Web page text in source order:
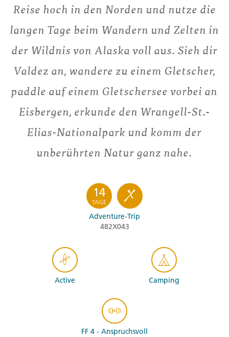
Reise hoch in den Norden und nutze die
langen Tage beim Wandern und Zelten in
der Wildnis von Alaska voll aus. Sieh dir
Valdez an, wandere zu einem Gletscher,
paddle auf einem Gletschersee vorbei an
Eisbergen, erkunde den Wrangell-St.-
Elias-Nationalpark und komm der
unberührten Natur ganz nahe.
14
TAGE
Adventure-Trip
482X043
Active Camping
FF 4 - Anspruchsvoll